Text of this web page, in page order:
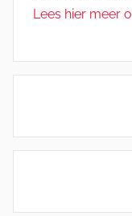
Lees hier meer